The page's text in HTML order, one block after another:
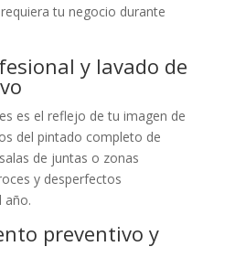
tu negocio durante
y lavado de
es el reflejo de tu imagen de
del pintado completo de
de juntas o zonas
y desperfectos
año.
preventivo y